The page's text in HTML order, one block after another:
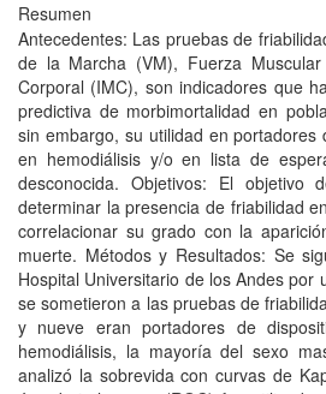
Resumen
Antecedentes: Las pruebas de
de la Marcha (VM), Fuerza
Corporal (IMC), son indicadores que
predictiva de morbimortalidad en
sin embargo, su utilidad en portadores
en hemodiálisis y/o en lista de
desconocida. Objetivos: El objetivo
determinar la presencia de friabilidad
correlacionar su grado con la
muerte. Métodos y Resultados: Se
Hospital Universitario de los Andes por
se sometieron a las pruebas de
y nueve eran portadores de
hemodiálisis, la mayoría del sexo
analizó la sobrevida con curvas de